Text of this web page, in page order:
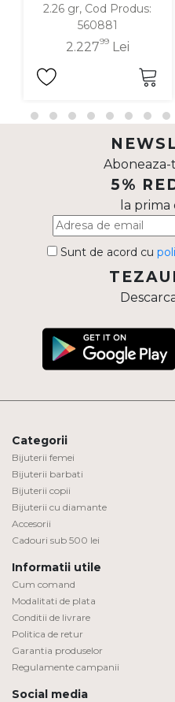
2.26 gr, Cod Produs:
560881
2.22799Lei
Aboneaza-
5%
la
Sunt de acord cu
Categorii
Bijuterii femei
Bijuterii barbati
Bijuterii copii
Bijuterii cu diamante
Accesorii
Cadouri sub 500 lei
Informatii utile
Cum comand
Modalitati de plata
Conditii de livrare
Politica de retur
Garantia produselor
Regulamente campanii
Social media